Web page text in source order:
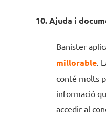
10. Ajuda i
Banister
millorable .
conté molts
informació
accedir al